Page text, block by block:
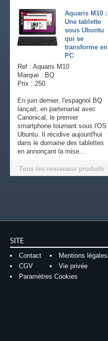
Aquaris M10 :
Une tablette
sous Ubuntu
qui se
transforme en
PC
Ref : Aquaris M10
Marque : BQ
Prix : 250
En juin dernier, l'espagnol BQ
lançait, en partenariat avec
Canonical, le premier
smartphone tournant sous l'OS
Ubuntu. Il récidive aujourd'hui
dans le domaine des tablettes
en annonçant la mise...
Tous les nouveaux produits
SITE
Contact
Mentions légales
CGV
Vie privée
Paramètres Cookies